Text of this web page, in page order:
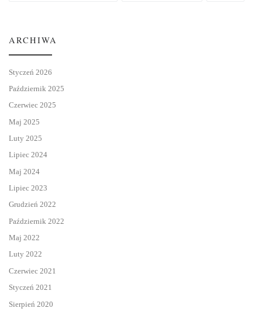
ARCHIWA
Styczeń 2026
Październik 2025
Czerwiec 2025
Maj 2025
Luty 2025
Lipiec 2024
Maj 2024
Lipiec 2023
Grudzień 2022
Październik 2022
Maj 2022
Luty 2022
Czerwiec 2021
Styczeń 2021
Sierpień 2020